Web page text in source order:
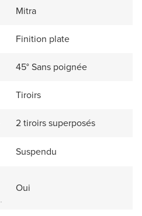
Mitra
Finition plate
45° Sans poignée
Tiroirs
2 tiroirs superposés
Suspendu
Oui